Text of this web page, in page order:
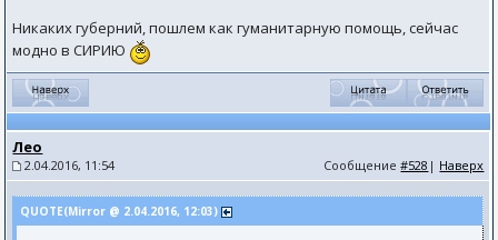
Никаких губерний, пошлем как гуманитарную помощь, сейчас
модно в СИРИЮ
Лео
2.04.2016, 11:54 Сообщение#528 | Наверх
QUOTE(Mirror @ 2.04.2016, 12:03)